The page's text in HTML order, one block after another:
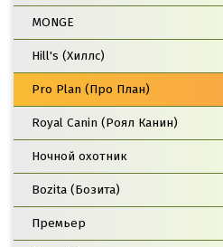
MONGE
Hill's (Хиллс)
Pro Plan (Про План)
Royal Canin (Роял Канин)
Ночной охотник
Bozita (Бозита)
Премьер